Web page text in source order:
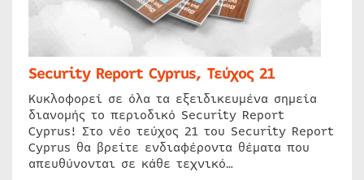
Security Report Cyprus, Τεύχος 21
Κυκλοφορεί σε όλα τα εξειδικευμένα σημεία
διανομής το περιοδικό Security Report
Cyprus! Στο νέο τεύχος 21 του Security Report
Cyprus θα βρείτε ενδιαφέροντα θέματα που
απευθύνονται σε κάθε τεχνικό…